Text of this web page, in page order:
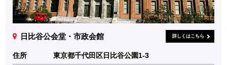
日比谷公会堂・市政会館 詳しくはこちら
住所 東京都千代田区日比谷公園1-3